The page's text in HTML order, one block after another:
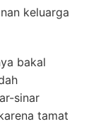
keluarga
bakal
sinar
tamat